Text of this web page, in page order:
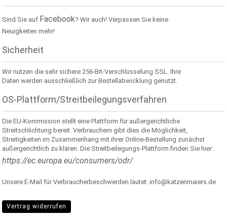
Sind Sie auf Facebook? Wir auch! Verpassen Sie keine
Neuigkeiten mehr!
Sicherheit
Wir nutzen die sehr sichere 256-Bit-Verschlüsselung SSL. Ihre
Daten werden ausschließlich zur Bestellabwicklung genutzt.
OS-Plattform/Streitbeilegungsverfahren
Die EU-Kommission stellt eine Plattform für außergerichtliche
Streitschlichtung bereit. Verbrauchern gibt dies die Möglichkeit,
Streitigkeiten im Zusammenhang mit ihrer Online-Bestellung zunächst
außergerichtlich zu klären. Die Streitbeilegungs-Plattform finden Sie hier:
https://ec.europa.eu/consumers/odr/
Unsere E-Mail für Verbraucherbeschwerden lautet: info@katzenmaiers.de
Vertrag widerrufen